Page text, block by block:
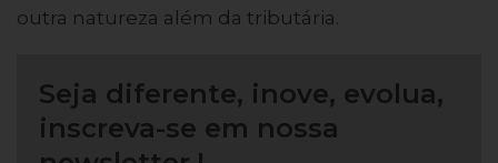
outra natureza além da tributária.
Seja diferente, inove, evolua,
inscreva-se em nossa